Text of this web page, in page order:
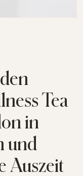
Tea
in
und
Auszeit